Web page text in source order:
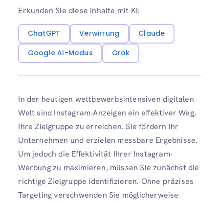
Erkunden Sie diese Inhalte mit KI:
ChatGPT Verwirrung
Claude
Google AI-Modus
Grok
In der heutigen wettbewerbsintensiven digitalen
Welt sind Instagram-Anzeigen ein effektiver Weg,
Ihre Zielgruppe zu erreichen. Sie fördern Ihr
Unternehmen und erzielen messbare Ergebnisse.
Um jedoch die Effektivität Ihrer Instagram-
Werbung zu maximieren, müssen Sie zunächst die
richtige Zielgruppe identifizieren. Ohne präzises
Targeting verschwenden Sie möglicherweise